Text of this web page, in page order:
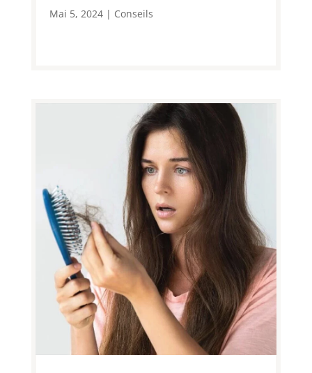
Mai 5, 2024| Conseils